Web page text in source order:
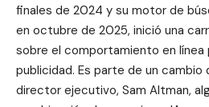
finales de 2024 y su motor de
en octubre de 2025, inició una
sobre el comportamiento en línea
publicidad. Es parte de un cambio
director ejecutivo, Sam Altman,